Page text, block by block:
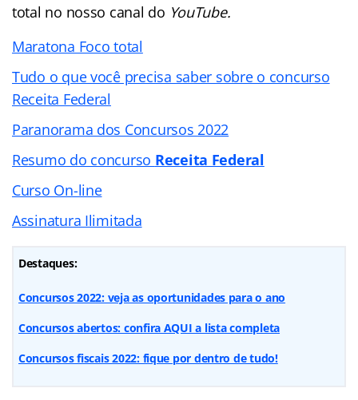
total no nosso canal do YouTube.
Maratona Foco total
Tudo o que você precisa saber sobre o concurso
Receita Federal
Paranorama dos Concursos 2022
Resumo do concurso Receita Federal
Curso On-line
Assinatura Ilimitada
Destaques:
Concursos 2022: veja as oportunidades para o ano
Concursos abertos: confira AQUI a lista completa
Concursos fiscais 2022: fique por dentro de tudo!